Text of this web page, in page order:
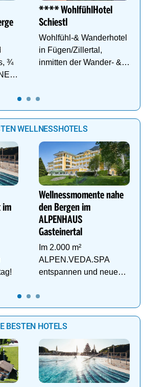
¾
**** WohlfühlHotel
Schiestl
Wohlfühl-& Wanderhotel
in Fügen/Zillertal,
inmitten der Wander- &
WELLNESSHOTELS
im
Wellnessmomente nahe
den Bergen im
ALPENHAUS
Gasteinertal
Im 2.000 m²
ALPEN.VEDA.SPA
entspannen und neue
Gesundheit tanken.
BESTEN HOTELS